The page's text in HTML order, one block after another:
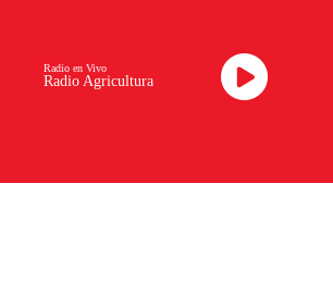
Radio Agricultura
Radio en Vivo
Descarga la APP